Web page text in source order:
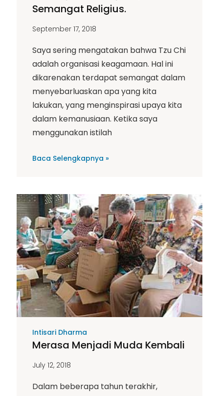
Semangat Religius.
September 17, 2018
Saya sering mengatakan bahwa Tzu Chi
adalah organisasi keagamaan. Hal ini
dikarenakan terdapat semangat dalam
menyebarluaskan apa yang kita
lakukan, yang menginspirasi upaya kita
dalam kemanusiaan. Ketika saya
menggunakan istilah
Baca Selengkapnya »
Intisari Dharma
Merasa Menjadi Muda Kembali
July 12, 2018
Dalam beberapa tahun terakhir,